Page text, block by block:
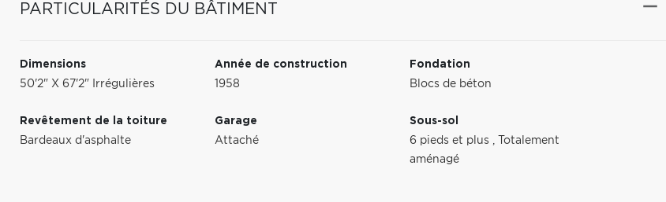
PARTICULARITÉS DU BÂTIMENT
Dimensions
50'2" X 67'2" Irrégulières
Année de construction
1958
Fondation
Blocs de béton
Revêtement de la toiture
Bardeaux d'asphalte
Garage
Attaché
Sous-sol
6 pieds et plus ,
Totalement
aménagé